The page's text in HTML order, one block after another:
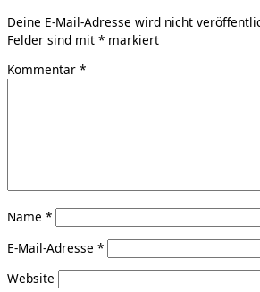
Deine E-Mail-Adresse wird nicht
Felder sind mit * markiert
Kommentar *
Name *
E-Mail-Adresse *
Website